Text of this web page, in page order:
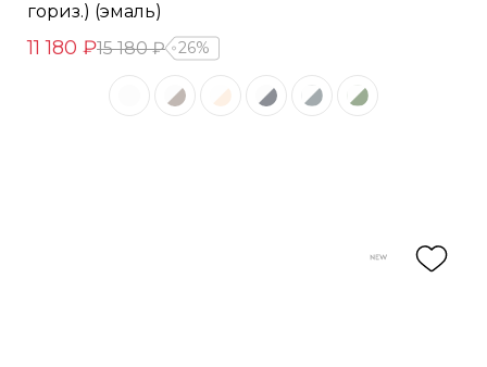
гориз.) (эмаль)
11 180 ₽15 180 ₽ 26%